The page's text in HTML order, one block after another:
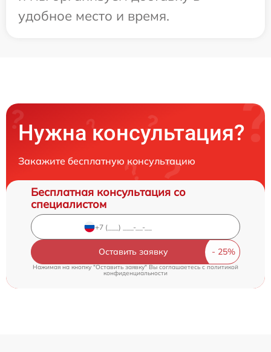
удобное место и время.
Нужна консультация?
Закажите бесплатную консультацию
Бесплатная консультация со
специалистом
Оставить заявку
Нажимая на кнопку "Оставить заявку" Вы соглашаетесь cполитикой
конфиденциальности